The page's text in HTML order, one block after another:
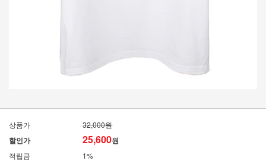
상품가 32,000원
할인가 25,600원
적립금
1%